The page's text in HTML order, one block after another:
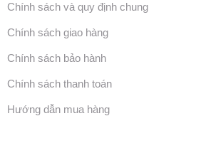
Chính sách và quy định chung
Chính sách giao hàng
Chính sách bảo hành
Chính sách thanh toán
Hướng dẫn mua hàng